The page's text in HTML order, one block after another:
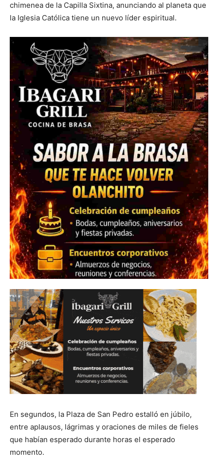
chimenea de la Capilla Sixtina, anunciando al planeta que
la Iglesia Católica tiene un nuevo líder espiritual.
En segundos, la Plaza de San Pedro estalló en júbilo,
entre aplausos, lágrimas y oraciones de miles de fieles
que habían esperado durante horas el esperado
momento.